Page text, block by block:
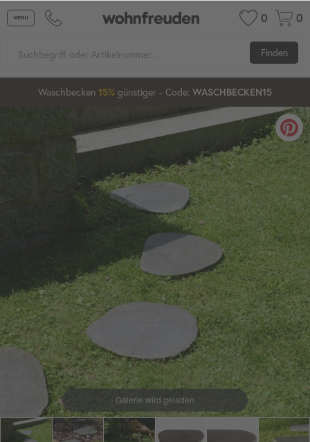
0 0
Finden
Waschbecken 15% günstiger - Code: WASCHBECKEN15
20%